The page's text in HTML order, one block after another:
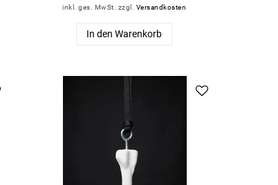
inkl. ges. MwSt. zzgl. Versandkosten
In den Warenkorb